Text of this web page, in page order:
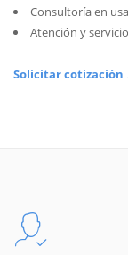
Consultoría en
Atención y
Solicitar cotización